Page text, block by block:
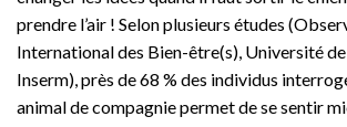
prendre l’air ! Selon plusieurs études
International des Bien-être(s), Université
Inserm), près de 68 % des individus
animal de compagnie permet de se sentir